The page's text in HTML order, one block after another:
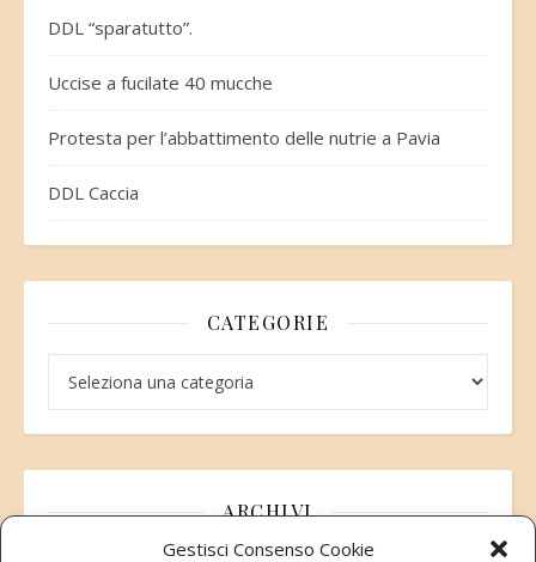
Gestisci Consenso Cookie
DDL “sparatutto”.
Uccise a fucilate 40 mucche
Protesta per l’abbattimento delle nutrie a Pavia
DDL Caccia
CATEGORIE
ARCHIVI